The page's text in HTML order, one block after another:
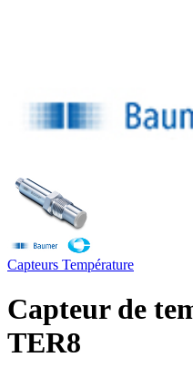
Capteurs Température
Capteur de
TER8